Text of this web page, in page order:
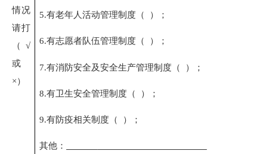
情况
请打
（ √
或
×）
5.有老年人活动管理制度（ ）；
6.有志愿者队伍管理制度（ ）；
7.有消防安全及安全生产管理制度（ ）；
8.有卫生安全管理制度（ ） ；
9.有防疫相关制度（ ） ；
其他：